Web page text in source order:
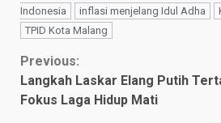
Indonesia
inflasi menjelang Idul Adha
TPID Kota Malang
Continue
Reading
Previous:
Langkah Laskar Elang Putih
Fokus Laga Hidup Mati